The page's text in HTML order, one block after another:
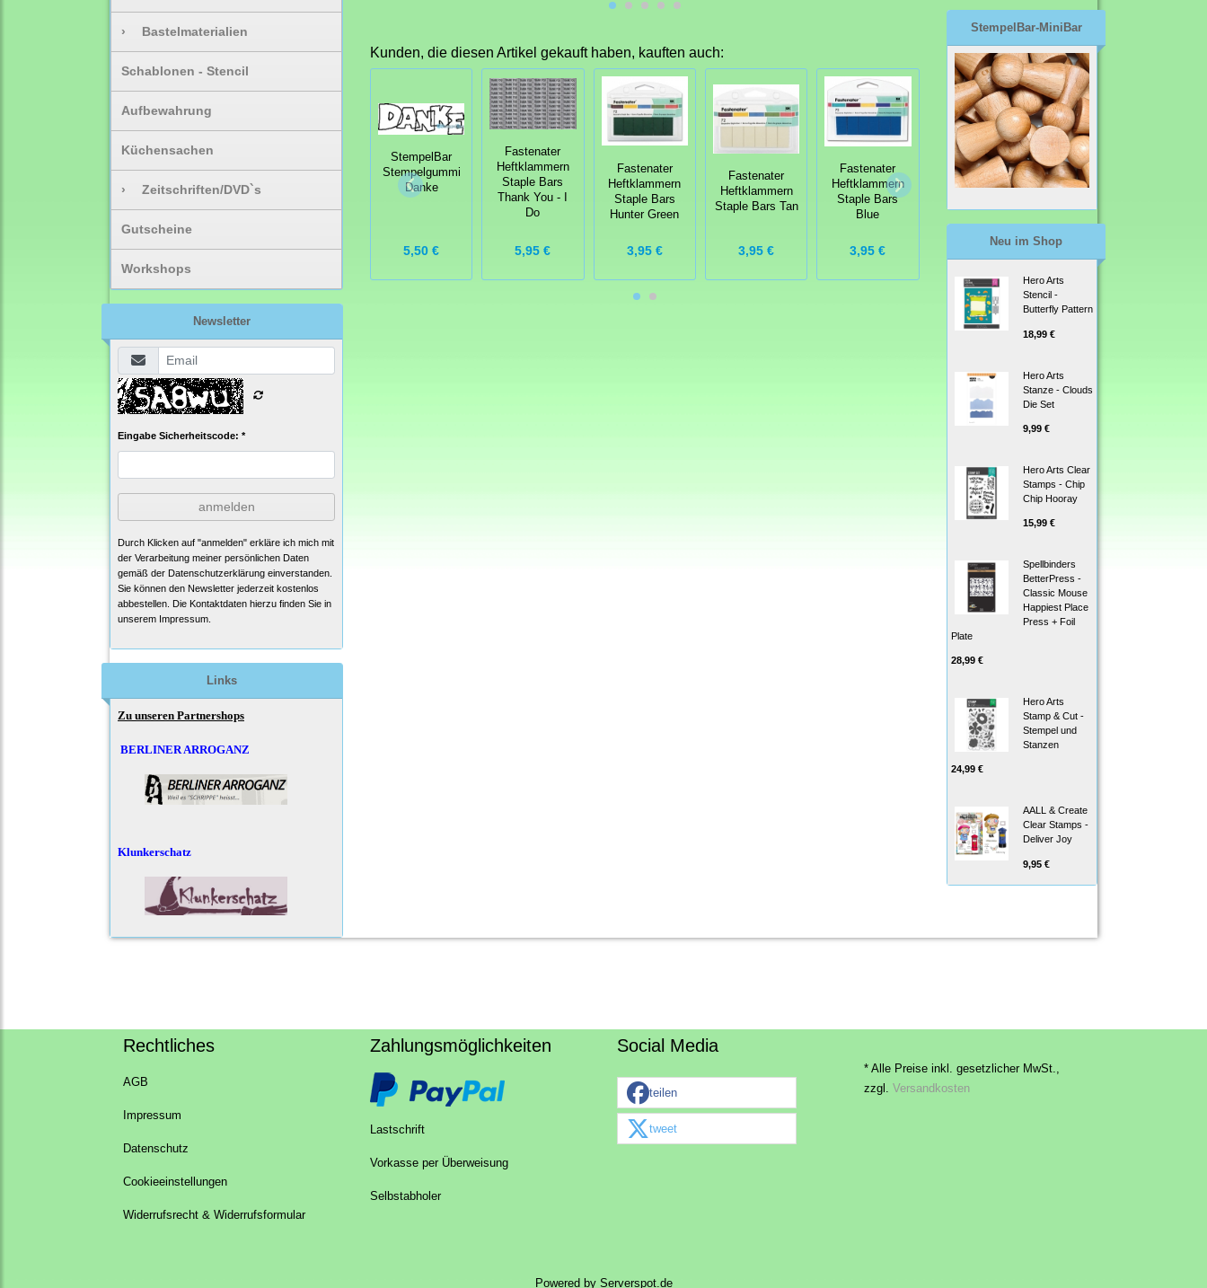
› Bastelmaterialien
Schablonen - Stencil
Aufbewahrung
Küchensachen
› Zeitschriften/DVD`s
Gutscheine
Workshops
Newsletter
Eingabe Sicherheitscode: *
anmelden
Durch Klicken auf "anmelden" erkläre ich mich mit
der Verarbeitung meiner persönlichen Daten
gemäß der Datenschutzerklärung einverstanden.
Sie können den Newsletter jederzeit kostenlos
abbestellen. Die Kontaktdaten hierzu finden Sie in
unserem Impressum.
Links
Zu unseren Partnershops
BERLINER ARROGANZ
Klunkerschatz
Kunden, die diesen Artikel gekauft haben, kauften auch:
StempelBar
Stempelgummi
Danke
5,50 €
Fastenater
Heftklammern
Staple Bars
Thank You - I
Do
5,95 €
Fastenater
Heftklammern
Staple Bars
Hunter Green
3,95 €
Fastenater
Heftklammern
Staple Bars Tan
3,95 €
Fastenater
Heftklammern
Staple Bars
Blue
3,95 €
Fastenater
Heftklammern
Limonade
Fastenater
Heftklammern
StempelBar-MiniBar
Neu im Shop
Hero Arts
Stencil -
Butterfly Pattern
18,99 €
Hero Arts
Stanze - Clouds
Die Set
9,99 €
Hero Arts Clear
Stamps - Chip
Chip Hooray
15,99 €
Spellbinders
BetterPress -
Classic Mouse
Happiest Place
Press + Foil
Plate
28,99 €
Hero Arts
Stamp & Cut -
Stempel und
Stanzen
24,99 €
AALL & Create
Clear Stamps -
Deliver Joy
9,95 €
Rechtliches
AGB
Impressum
Datenschutz
Cookieeinstellungen
Widerrufsrecht & Widerrufsformular
Zahlungsmöglichkeiten
Lastschrift
Vorkasse per Überweisung
Selbstabholer
Social Media
teilen
tweet
* Alle Preise inkl. gesetzlicher MwSt.,
zzgl. Versandkosten
Powered by Serverspot.de